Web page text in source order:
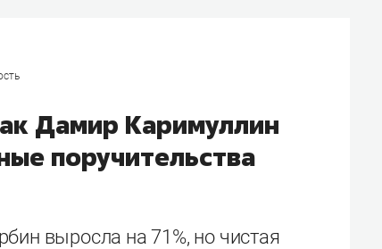
Дамир Каримуллин
поручительства
выросла на 71%, но чистая